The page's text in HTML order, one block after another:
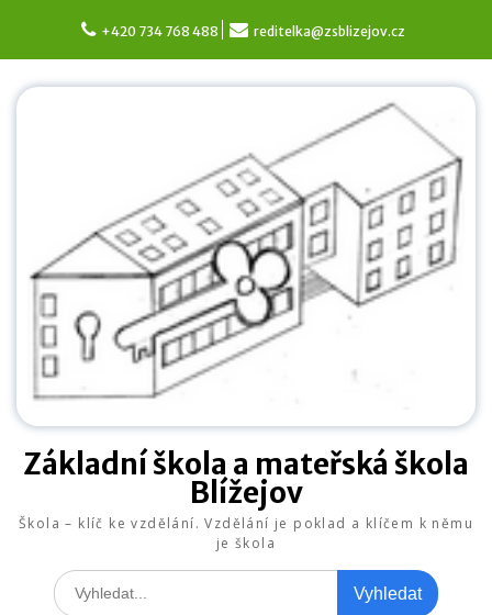
content
+420 734 768 488 reditelka@zsblizejov.cz
Základní škola a mateřská škola
Blížejov
Škola – klíč ke vzdělání. Vzdělání je poklad a klíčem k němu
je škola
Search
for: